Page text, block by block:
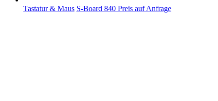
Tastatur & Maus S-Board 840 Preis auf Anfrage